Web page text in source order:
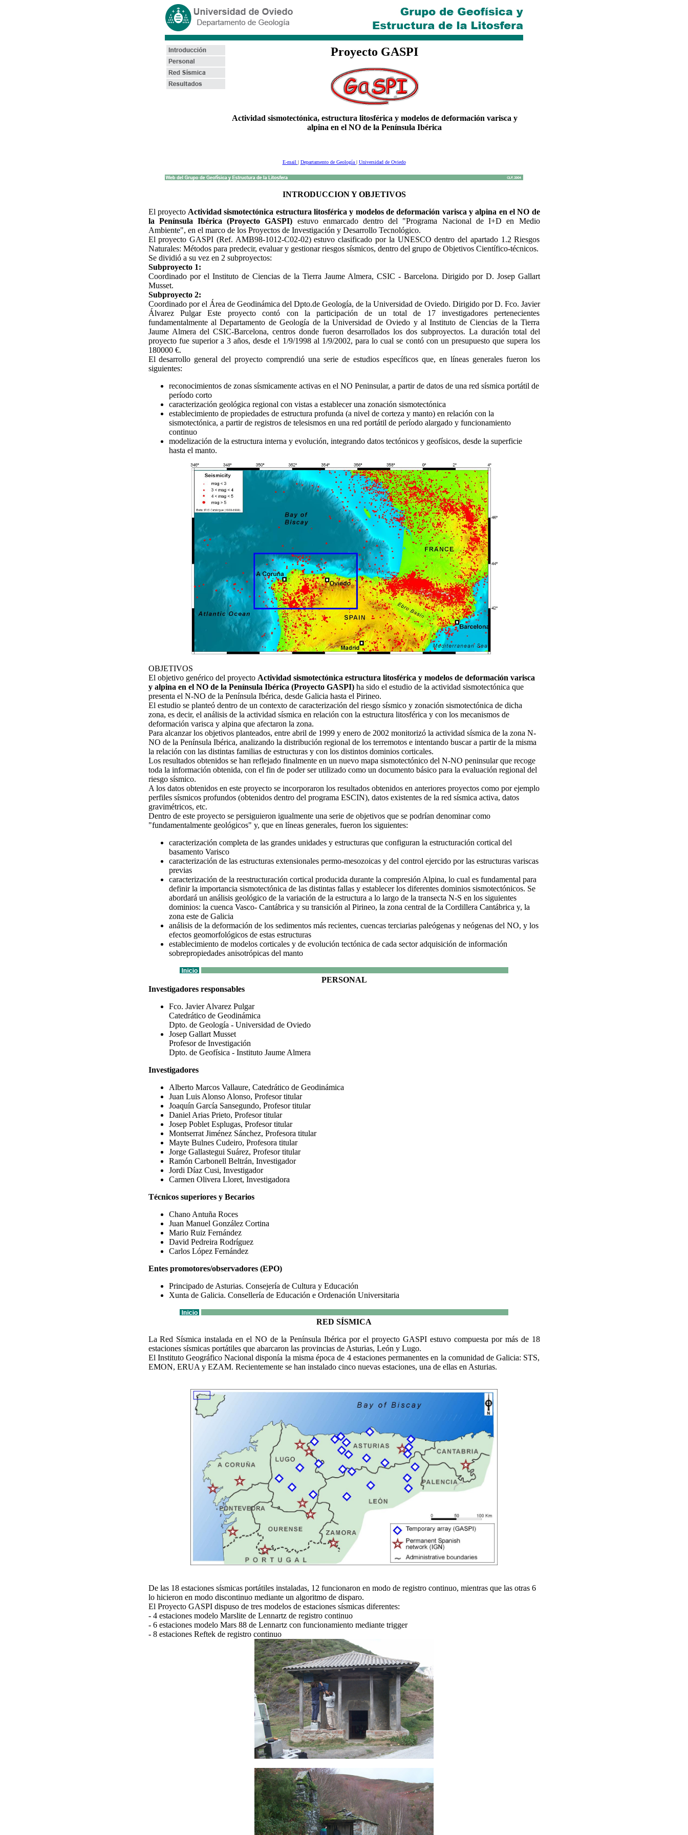
Proyecto GASPI
Actividad sismotectónica, estructura litosférica y modelos de deformación varisca y
alpina en el NO de la Península Ibérica
E-mail | Departamento de Geología | Universidad de Oviedo
INTRODUCCION Y OBJETIVOS
El proyecto Actividad sismotectónica estructura litosférica y modelos de deformación varisca y alpina en el NO de
la Península Ibérica (Proyecto GASPI) estuvo enmarcado dentro del "Programa Nacional de I+D en Medio
Ambiente", en el marco de los Proyectos de Investigación y Desarrollo Tecnológico.
El proyecto GASPI (Ref. AMB98-1012-C02-02) estuvo clasificado por la UNESCO dentro del apartado 1.2 Riesgos
Naturales: Métodos para predecir, evaluar y gestionar riesgos sísmicos, dentro del grupo de Objetivos Científico-técnicos.
Se dividió a su vez en 2 subproyectos:
Subproyecto 1:
Coordinado por el Instituto de Ciencias de la Tierra Jaume Almera, CSIC - Barcelona. Dirigido por D. Josep Gallart
Musset.
Subproyecto 2:
Coordinado por el Área de Geodinámica del Dpto.de Geología, de la Universidad de Oviedo. Dirigido por D. Fco. Javier
Álvarez Pulgar Este proyecto contó con la participación de un total de 17 investigadores pertenecientes
fundamentalmente al Departamento de Geología de la Universidad de Oviedo y al Instituto de Ciencias de la Tierra
Jaume Almera del CSIC-Barcelona, centros donde fueron desarrollados los dos subproyectos. La duración total del
proyecto fue superior a 3 años, desde el 1/9/1998 al 1/9/2002, para lo cual se contó con un presupuesto que supera los
180000 €.
El desarrollo general del proyecto comprendió una serie de estudios específicos que, en líneas generales fueron los
siguientes:
reconocimientos de zonas sísmicamente activas en el NO Peninsular, a partir de datos de una red sísmica portátil de
período corto
caracterización geológica regional con vistas a establecer una zonación sismotectónica
establecimiento de propiedades de estructura profunda (a nivel de corteza y manto) en relación con la
sismotectónica, a partir de registros de telesismos en una red portátil de período alargado y funcionamiento
continuo
modelización de la estructura interna y evolución, integrando datos tectónicos y geofísicos, desde la superficie
hasta el manto.
OBJETIVOS
El objetivo genérico del proyecto Actividad sismotectónica estructura litosférica y modelos de deformación varisca
y alpina en el NO de la Península Ibérica (Proyecto GASPI)ha sido el estudio de la actividad sismotectónica que
presenta el N-NO de la Península Ibérica, desde Galicia hasta el Pirineo.
El estudio se planteó dentro de un contexto de caracterización del riesgo sísmico y zonación sismotectónica de dicha
zona, es decir, el análisis de la actividad sísmica en relación con la estructura litosférica y con los mecanismos de
deformación varisca y alpina que afectaron la zona.
Para alcanzar los objetivos planteados, entre abril de 1999 y enero de 2002 monitorizó la actividad sísmica de la zona N-
NO de la Península Ibérica, analizando la distribución regional de los terremotos e intentando buscar a partir de la misma
la relación con las distintas familias de estructuras y con los distintos dominios corticales.
Los resultados obtenidos se han reflejado finalmente en un nuevo mapa sismotectónico del N-NO peninsular que recoge
toda la información obtenida, con el fin de poder ser utilizado como un documento básico para la evaluación regional del
riesgo sísmico.
A los datos obtenidos en este proyecto se incorporaron los resultados obtenidos en anteriores proyectos como por ejemplo
perfiles sísmicos profundos (obtenidos dentro del programa ESCIN), datos existentes de la red sísmica activa, datos
gravimétricos, etc.
Dentro de este proyecto se persiguieron igualmente una serie de objetivos que se podrían denominar como
"fundamentalmente geológicos" y, que en líneas generales, fueron los siguientes:
caracterización completa de las grandes unidades y estructuras que configuran la estructuración cortical del
basamento Varisco
caracterización de las estructuras extensionales permo-mesozoicas y del control ejercido por las estructuras variscas
previas
caracterización de la reestructuración cortical producida durante la compresión Alpina, lo cual es fundamental para
definir la importancia sismotectónica de las distintas fallas y establecer los diferentes dominios sismotectónicos. Se
abordará un análisis geológico de la variación de la estructura a lo largo de la transecta N-S en los siguientes
dominios: la cuenca Vasco- Cantábrica y su transición al Pirineo, la zona central de la Cordillera Cantábrica y, la
zona este de Galicia
análisis de la deformación de los sedimentos más recientes, cuencas terciarias paleógenas y neógenas del NO, y los
efectos geomorfológicos de estas estructuras
establecimiento de modelos corticales y de evolución tectónica de cada sector adquisición de información
sobrepropiedades anisotrópicas del manto
PERSONAL
Investigadores responsables
Fco. Javier Alvarez Pulgar
Catedrático de Geodinámica
Dpto. de Geología - Universidad de Oviedo
Josep Gallart Musset
Profesor de Investigación
Dpto. de Geofísica - Instituto Jaume Almera
Investigadores
Alberto Marcos Vallaure, Catedrático de Geodinámica
Juan Luis Alonso Alonso, Profesor titular
Joaquín García Sansegundo, Profesor titular
Daniel Arias Prieto, Profesor titular
Josep Poblet Esplugas, Profesor titular
Montserrat Jiménez Sánchez, Profesora titular
Mayte Bulnes Cudeiro, Profesora titular
Jorge Gallastegui Suárez, Profesor titular
Ramón Carbonell Beltrán, Investigador
Jordi Díaz Cusi, Investigador
Carmen Olivera Lloret, Investigadora
Técnicos superiores y Becarios
Chano Antuña Roces
Juan Manuel González Cortina
Mario Ruiz Fernández
David Pedreira Rodríguez
Carlos López Fernández
Entes promotores/observadores (EPO)
Principado de Asturias. Consejería de Cultura y Educación
Xunta de Galicia. Consellería de Educación e Ordenación Universitaria
RED SÍSMICA
La Red Sísmica instalada en el NO de la Península Ibérica por el proyecto GASPI estuvo compuesta por más de 18
estaciones sísmicas portátiles que abarcaron las provincias de Asturias, León y Lugo.
El Instituto Geográfico Nacional disponía la misma época de 4 estaciones permanentes en la comunidad de Galicia: STS,
EMON, ERUA y EZAM. Recientemente se han instalado cinco nuevas estaciones, una de ellas en Asturias.
De las 18 estaciones sísmicas portátiles instaladas, 12 funcionaron en modo de registro continuo, mientras que las otras 6
lo hicieron en modo discontinuo mediante un algoritmo de disparo.
El Proyecto GASPI dispuso de tres modelos de estaciones sísmicas diferentes:
- 4 estaciones modelo Marslite de Lennartz de registro continuo
- 6 estaciones modelo Mars 88 de Lennartz con funcionamiento mediante trigger
- 8 estaciones Reftek de registro continuo